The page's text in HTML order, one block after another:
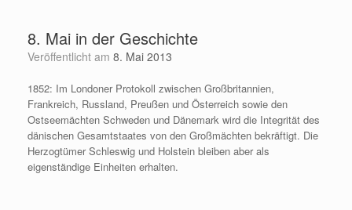
springen8. Mai in der Geschichte
Veröffentlicht am 8. Mai 2013
1852: Im Londoner Protokoll zwischen Großbritannien,
Frankreich, Russland, Preußen und Österreich sowie den
Ostseemächten Schweden und Dänemark wird die Integrität des
dänischen Gesamtstaates von den Großmächten bekräftigt. Die
Herzogtümer Schleswig und Holstein bleiben aber als
eigenständige Einheiten erhalten.